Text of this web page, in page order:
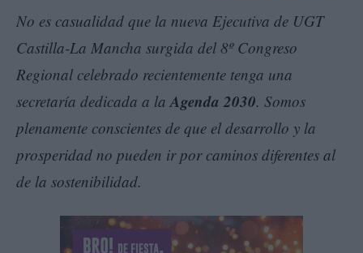
No es casualidad que la nueva Ejecutiva de UGT
Castilla-La Mancha surgida del 8º Congreso
Regional celebrado recientemente tenga una
secretaría dedicada a la Agenda 2030. Somos
plenamente conscientes de que el desarrollo y la
prosperidad no pueden ir por caminos diferentes al
de la sostenibilidad.